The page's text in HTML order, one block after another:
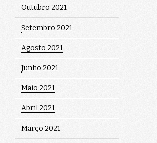
Outubro 2021
Setembro 2021
Agosto 2021
Junho 2021
Maio 2021
Abril 2021
Março 2021